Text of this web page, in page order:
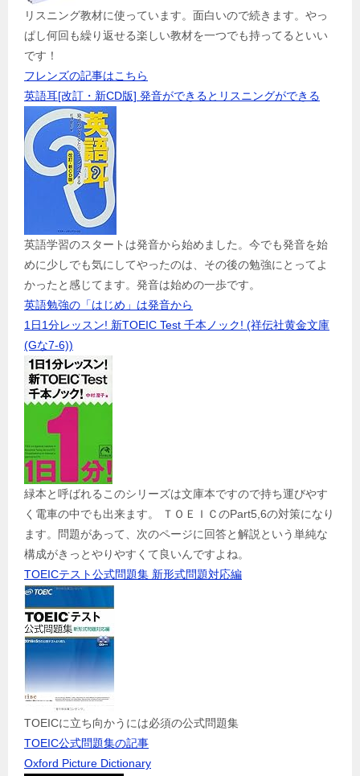
リスニング教材に使っています。面白いので続きます。やっ
ぱし何回も繰り返せる楽しい教材を一つでも持ってるといい
です！
フレンズの記事はこちら
英語耳[改訂・新CD版] 発音ができるとリスニングができる
英語学習のスタートは発音から始めました。今でも発音を始
めに少しでも気にしてやったのは、その後の勉強にとってよ
かったと感じてます。発音は始めの一歩です。
英語勉強の「はじめ」は発音から
1日1分レッスン! 新TOEIC Test 千本ノック! (祥伝社黄金文庫
(Gな7-6))
緑本と呼ばれるこのシリーズは文庫本ですので持ち運びやす
く電車の中でも出来ます。 ＴＯＥＩＣのPart5,6の対策になり
ます。問題があって、次のページに回答と解説という単純な
構成がきっとやりやすくて良いんですよね。
TOEICテスト公式問題集 新形式問題対応編
TOEICに立ち向かうには必須の公式問題集
TOEIC公式問題集の記事
Oxford Picture Dictionary